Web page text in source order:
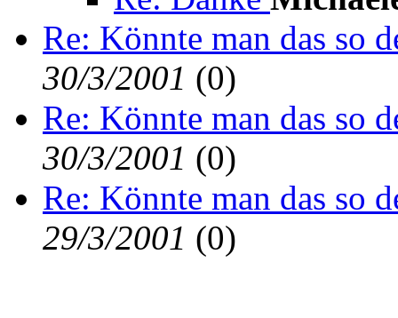
Re: Könnte man das so
30/3/2001 (0)
Re: Könnte man das so
30/3/2001 (0)
Re: Könnte man das so
29/3/2001 (0)